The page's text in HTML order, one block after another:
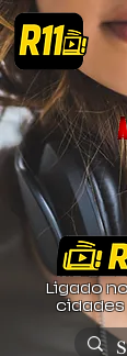
Ligado